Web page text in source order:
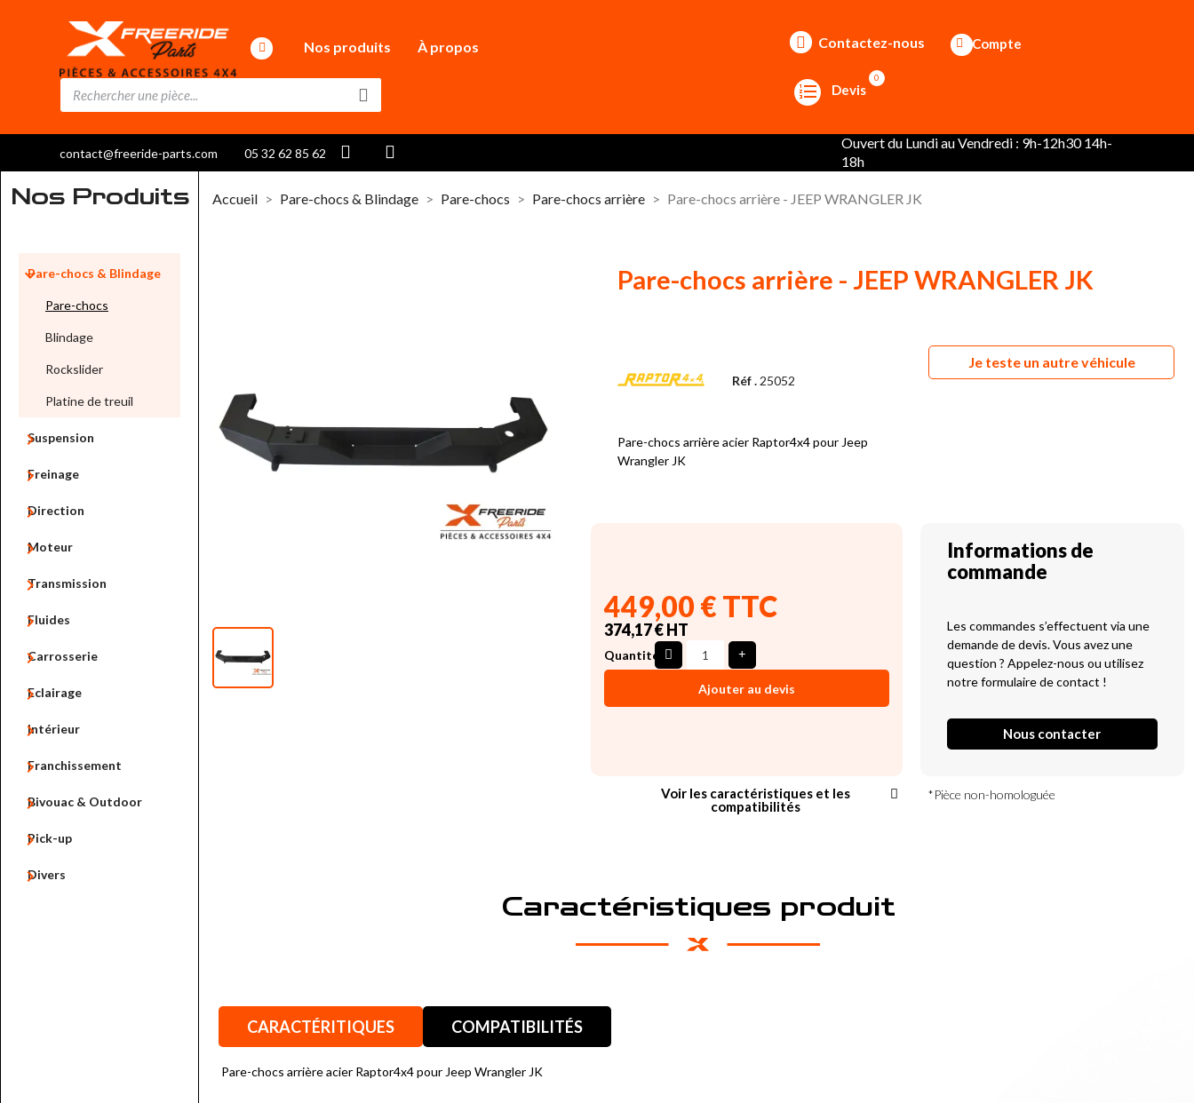
Nos produits À propos Contactez-nous Compte
Devis
0
contact@freeride-parts.com 05 32 62 85 62
Ouvert du Lundi au Vendredi : 9h-12h30 14h-
18h
Accueil Pare-chocs & Blindage Pare-chocs Pare-chocs arrière Pare-chocs arrière - JEEP WRANGLER JK
Nos Produits
Pare-chocs & Blindage

Pare-chocs
Blindage
Rockslider
Platine de treuil
Suspension

Freinage

Direction

Moteur

Transmission

Fluides

Carrosserie

Eclairage

Intérieur

Franchissement

Bivouac & Outdoor

Pick-up

Divers

Pare-chocs arrière - JEEP WRANGLER JK
Réf . 25052
Pare-chocs arrière acier Raptor4x4 pour Jeep
Wrangler JK
Je teste un autre véhicule
449,00 € TTC
374,17 € HT
Quantité
Ajouter au devis
Informations de
commande
Les commandes s’effectuent via une
demande de devis. Vous avez une
question ? Appelez-nous ou utilisez
notre formulaire de contact !
Nous contacter
Voir les caractéristiques et les
compatibilités
*Pièce non-homologuée
Caractéristiques produit
CARACTÉRITIQUES COMPATIBILITÉS
Pare-chocs arrière acier Raptor4x4 pour Jeep Wrangler JK